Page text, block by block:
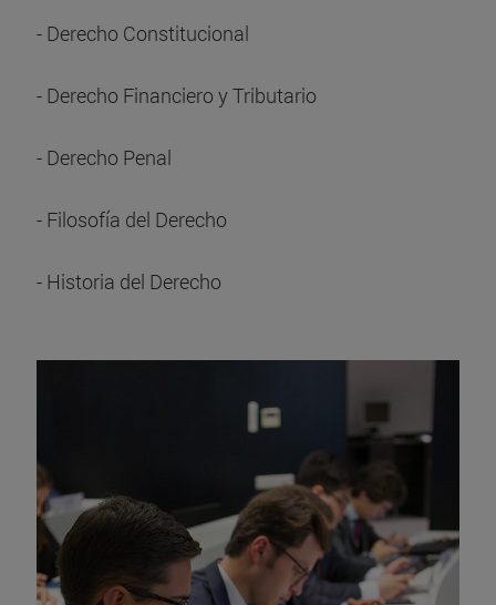
- Derecho Constitucional
- Derecho Financiero y Tributario
- Derecho Penal
- Filosofía del Derecho
- Historia del Derecho